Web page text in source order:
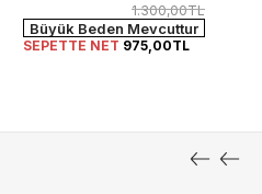
1.300,00TL
Büyük Beden Mevcuttur
SEPETTE NET 975,00TL